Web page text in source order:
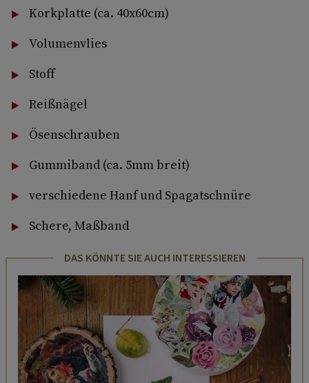
Korkplatte (ca. 40x60cm)
Volumenvlies
Stoff
Reißnägel
Ösenschrauben
Gummiband (ca. 5mm breit)
verschiedene Hanf und Spagatschnüre
Schere, Maßband
DAS KÖNNTE SIE AUCH INTERESSIEREN